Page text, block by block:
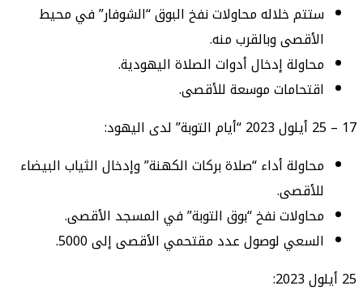
ستتم خلاله محاولات نفخ البوق “الشوفار” في محيط
الأقصى وبالقرب منه.
محاولة إدخال أدوات الصلاة اليهودية.
اقتحامات موسعة للأقصى.
17 – 25 أيلول 2023 “أيام التوبة” لدى اليهود:
محاولة أداء “صلاة بركات الكهنة” وإدخال الثياب البيضاء
للأقصى.
محاولات نفخ “بوق التوبة” في المسجد الأقصى.
السعي لوصول عدد مقتحمي الأقصى إلى 5000.
25 أيلول 2023: